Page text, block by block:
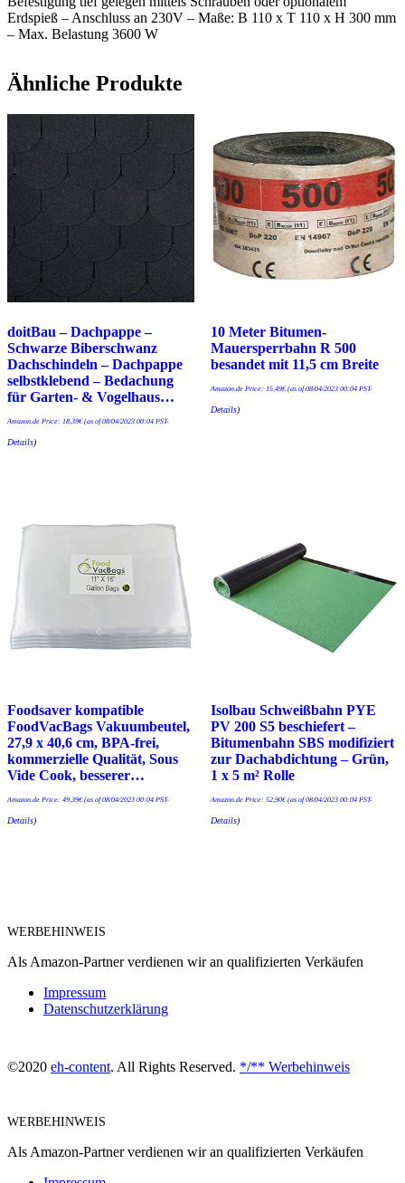
Erdspieß – Anschluss an 230V – Maße: B 110 x T 110 x H 300 mm
– Max. Belastung 3600 W
Ähnliche Produkte
doitBau – Dachpappe –
Schwarze Biberschwanz
Dachschindeln – Dachpappe
selbstklebend – Bedachung
für Garten- & Vogelhaus…
Amazon.de Price: 18,39€(as of 08/04/2023 00:04 PST-
Details)
10 Meter Bitumen-
Mauersperrbahn R 500
besandet mit 11,5 cm Breite
Amazon.de Price: 15,49€(as of 08/04/2023 00:04 PST-
Details)
Foodsaver kompatible
FoodVacBags Vakuumbeutel,
27,9 x 40,6 cm, BPA-frei,
kommerzielle Qualität, Sous
Vide Cook, besserer…
Amazon.de Price: 49,39€(as of 08/04/2023 00:04 PST-
Details)
Isolbau Schweißbahn PYE
PV 200 S5 beschiefert –
Bitumenbahn SBS modifiziert
zur Dachabdichtung – Grün,
1 x 5 m² Rolle
Amazon.de Price: 52,90€(as of 08/04/2023 00:04 PST-
Details)
WERBEHINWEIS
Als Amazon-Partner verdienen wir an qualifizierten Verkäufen
Impressum
Datenschutzerklärung
©2020 eh-content. All Rights Reserved. */** Werbehinweis
WERBEHINWEIS
Als Amazon-Partner verdienen wir an qualifizierten Verkäufen